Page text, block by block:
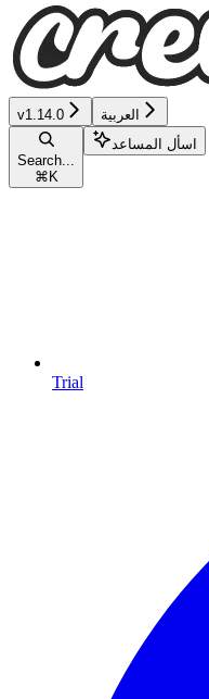
v1.14.0 العربية
Search...
⌘ K
اسأل المساعد
Trial